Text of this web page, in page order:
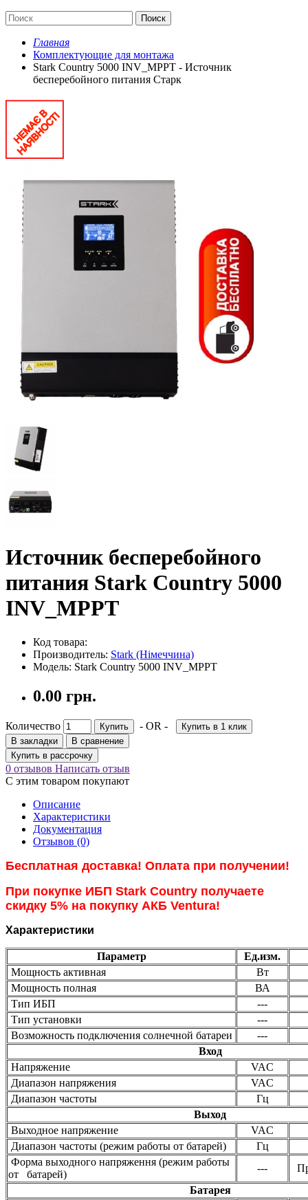
Поиск
Главная
Комплектующие для монтажа
Stark Country 5000 INV_MPPT - Источник
бесперебойного питания Старк
Источник бесперебойного
питания Stark Country 5000
INV_MPPT
Код товара:
Производитель: Stark (Німеччина)
Модель: Stark Country 5000 INV_MPPT
0.00 грн.
Количество Купить - OR -
Купить в 1 клик
В закладки
В сравнение
Купить в рассрочку
0 отзывов Написать отзыв
С этим товаром покупают
Описание
Характеристики
Документация
Отзывов (0)
Бесплатная доставка! Оплата при получении!
При покупке ИБП Stark Country получаете
скидку 5% на покупку АКБ Ventura!
Характеристики
Параметр
Ед.изм.
Мощность активная
Вт
Мощность полная
ВА
Тип ИБП
---
Тип установки
---
Возможность подключения солнечной батареи
---
Вход
Напряжение
VAC
Диапазон напряжения
VAC
Диапазон частоты
Гц
Выход
Выходное напряжение
VAC
Диапазон частоты (режим работы от батарей)
Гц
Форма выходного напряження (режим работы
от батарей)
---
Батарея